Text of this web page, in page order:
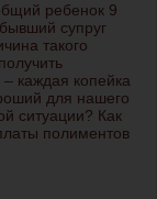
ребенок 9
супруг
такого
каждая копейка
для нашего
ситуации? Как
полиментов